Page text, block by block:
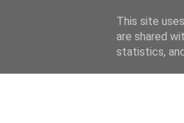
This site
are shared
statistics,